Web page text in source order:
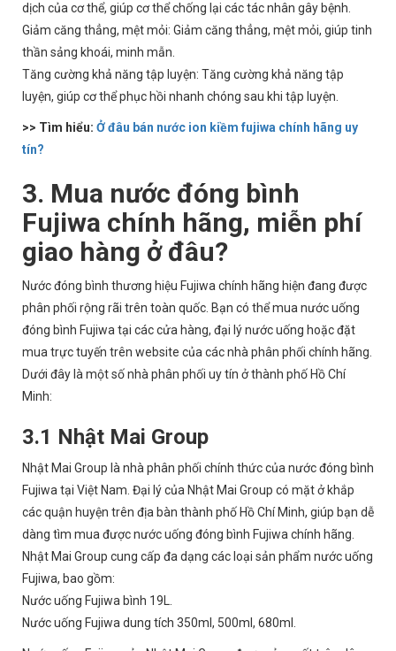
dịch của cơ thể, giúp cơ thể chống lại các tác nhân gây bệnh.
Giảm căng thẳng, mệt mỏi: Giảm căng thẳng, mệt mỏi, giúp tinh
thần sảng khoái, minh mẫn.
Tăng cường khả năng tập luyện: Tăng cường khả năng tập
luyện, giúp cơ thể phục hồi nhanh chóng sau khi tập luyện.
>> Tìm hiểu: Ở đâu bán nước ion kiềm fujiwa chính hãng uy
tín?
3. Mua nước đóng bình
Fujiwa chính hãng, miễn phí
giao hàng ở đâu?
Nước đóng bình thương hiệu Fujiwa chính hãng hiện đang được
phân phối rộng rãi trên toàn quốc. Bạn có thể mua nước uống
đóng bình Fujiwa tại các cửa hàng, đại lý nước uống hoặc đặt
mua trực tuyến trên website của các nhà phân phối chính hãng.
Dưới đây là một số nhà phân phối uy tín ở thành phố Hồ Chí
Minh:
3.1 Nhật Mai Group
Nhật Mai Group là nhà phân phối chính thức của nước đóng bình
Fujiwa tại Việt Nam. Đại lý của Nhật Mai Group có mặt ở khắp
các quận huyện trên địa bàn thành phố Hồ Chí Minh, giúp bạn dễ
dàng tìm mua được nước uống đóng bình Fujiwa chính hãng.
Nhật Mai Group cung cấp đa dạng các loại sản phẩm nước uống
Fujiwa, bao gồm:
Nước uống Fujiwa bình 19L.
Nước uống Fujiwa dung tích 350ml, 500ml, 680ml.